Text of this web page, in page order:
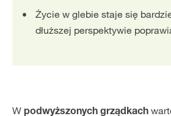
Życie w glebie staje się
dłuższej perspektywie
W podwyższonych grządkach